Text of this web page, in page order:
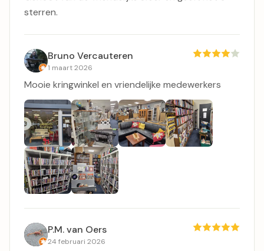
sterren.
Bruno Vercauteren
1 maart 2026
Mooie kringwinkel en vriendelijke medewerkers
P.M. van Oers
24 februari 2026